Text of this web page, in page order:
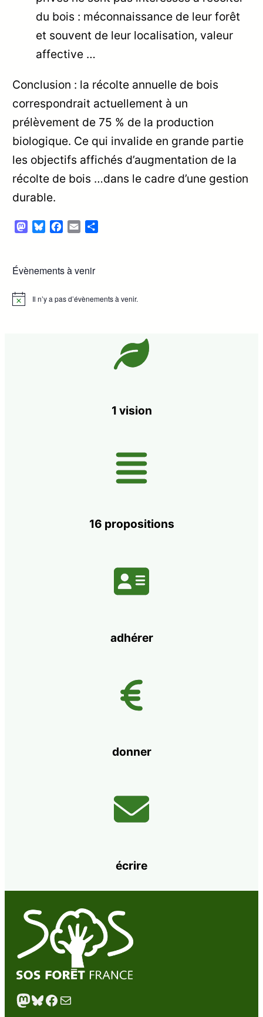
du bois : méconnaissance de leur forêt
et souvent de leur localisation, valeur
affective …
Conclusion : la récolte annuelle de bois
correspondrait actuellement à un
prélèvement de 75 % de la production
biologique. Ce qui invalide en grande partie
les objectifs affichés d’augmentation de la
récolte de bois …dans le cadre d’une gestion
durable.
Mastodon
BlueskyFacebook
Email
Évènements à venir
Notice Il n’y a pas d’évènements à venir.
1 vision
16 propositions
adhérer
donner
écrire
Mastodon Bluesky Facebook E-mail